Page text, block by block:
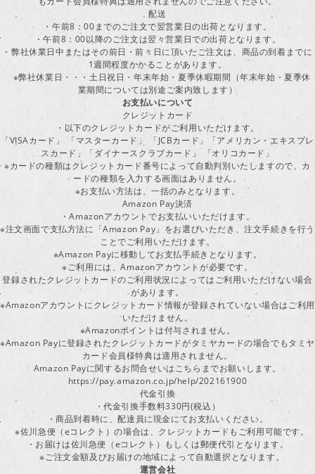
配送
・午前8：00までのご注文で翌営業日の出荷となります。
・午前8：00以降のご注文は翌々営業日での出荷となります。
・弊社休業日中またはその前日・前々日に頂いたご注文は、商品の到着までに
1週間程度かかることがあります。
※弊社休業日・・・土日祝日・年末年始・夏季休暇期間（年末年始・夏季休
業期間については別途ご案内致します）
お支払いについて
クレジットカード
・以下のクレジットカードがご利用いただけます。
「VISAカード」 「マスターカード」 「JCBカード」「アメリカン・エキスプレ
スカード」「ダイナースクラブカード」 「オリコカード」
※カードの種類はクレジットカード番号によって自動判別いたしますので、カ
ードの種類を入力する画面はありません。
※お支払い方法は、一括のみとなります。
Amazon Pay決済
・Amazonアカウントでお支払いいただけます。
※注文画面で支払方法に「Amazon Pay」をお選びいただき、注文手続きを行う
ことでご利用いただけます。
※Amazon Payに移動してお支払手続きとなります。
※ご利用には、Amazonアカウントが必要です。
登録されたクレジットカードのご利用状況によってはご利用いただけない場合
があります。
※Amazonアカウントにクレジットカード情報が登録されていない場合はご利用
いただけません。
※Amazonポイントは付与されません。
※Amazon Payに登録されたクレジットカードがタミヤカードの場合でもタミヤ
カード会員様特典は適用されません。
Amazon Payに関するお問合せいはこちらまでお願いします。
https://pay.amazon.co.jp/help/202161900
代金引換
・代金引換手数料330円(税込）
・商品到着時に、配達員に現金にてお支払いください。
※佐川急便（eコレクト）の場合は、クレジットカードもご利用可能です。
・お届けは佐川急便（eコレクト）もしくは郵便代引となります。
※ご注文金額及びお届けの地域によって自動選択となります。
運営会社